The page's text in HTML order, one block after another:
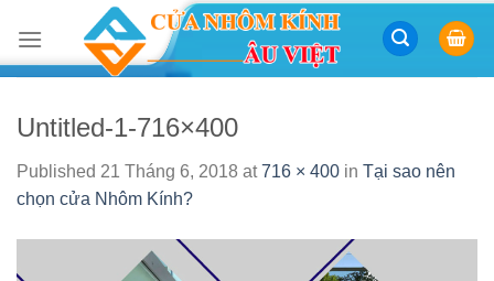
content
Untitled-1-716×400
Published 21 Tháng 6, 2018 at716 × 400 in Tại sao nên
chọn cửa Nhôm Kính?